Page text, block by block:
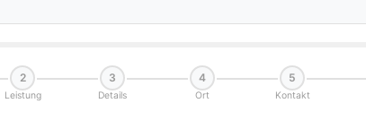
2
Leistung
3
Details
4
Ort
5
Kontakt